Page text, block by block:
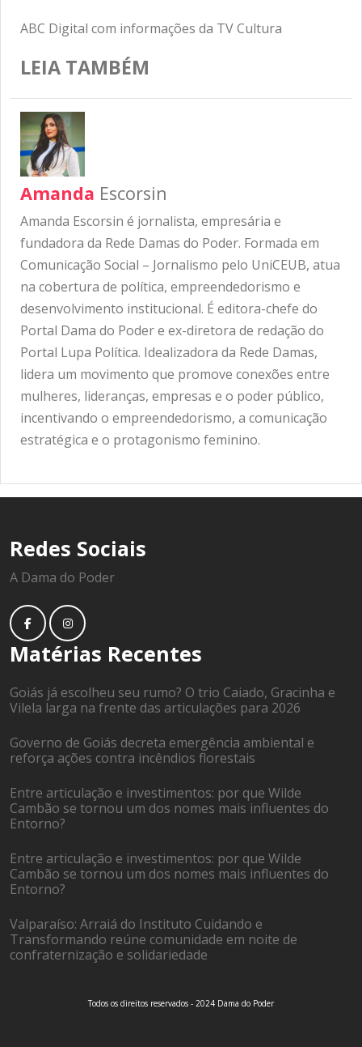
ABC Digital com informações da TV Cultura
LEIA TAMBÉM
Amanda Escorsin
Amanda Escorsin é jornalista, empresária e
fundadora da Rede Damas do Poder. Formada em
Comunicação Social – Jornalismo pelo UniCEUB, atua
na cobertura de política, empreendedorismo e
desenvolvimento institucional. É editora-chefe do
Portal Dama do Poder e ex-diretora de redação do
Portal Lupa Política. Idealizadora da Rede Damas,
lidera um movimento que promove conexões entre
mulheres, lideranças, empresas e o poder público,
incentivando o empreendedorismo, a comunicação
estratégica e o protagonismo feminino.
Redes Sociais
A Dama do Poder
Matérias Recentes
Goiás já escolheu seu rumo? O trio Caiado, Gracinha e
Vilela larga na frente das articulações para 2026
Governo de Goiás decreta emergência ambiental e
reforça ações contra incêndios florestais
Entre articulação e investimentos: por que Wilde
Cambão se tornou um dos nomes mais influentes do
Entorno?
Entre articulação e investimentos: por que Wilde
Cambão se tornou um dos nomes mais influentes do
Entorno?
Valparaíso: Arraiá do Instituto Cuidando e
Transformando reúne comunidade em noite de
confraternização e solidariedade
Todos os direitos reservados - 2024 Dama do Poder